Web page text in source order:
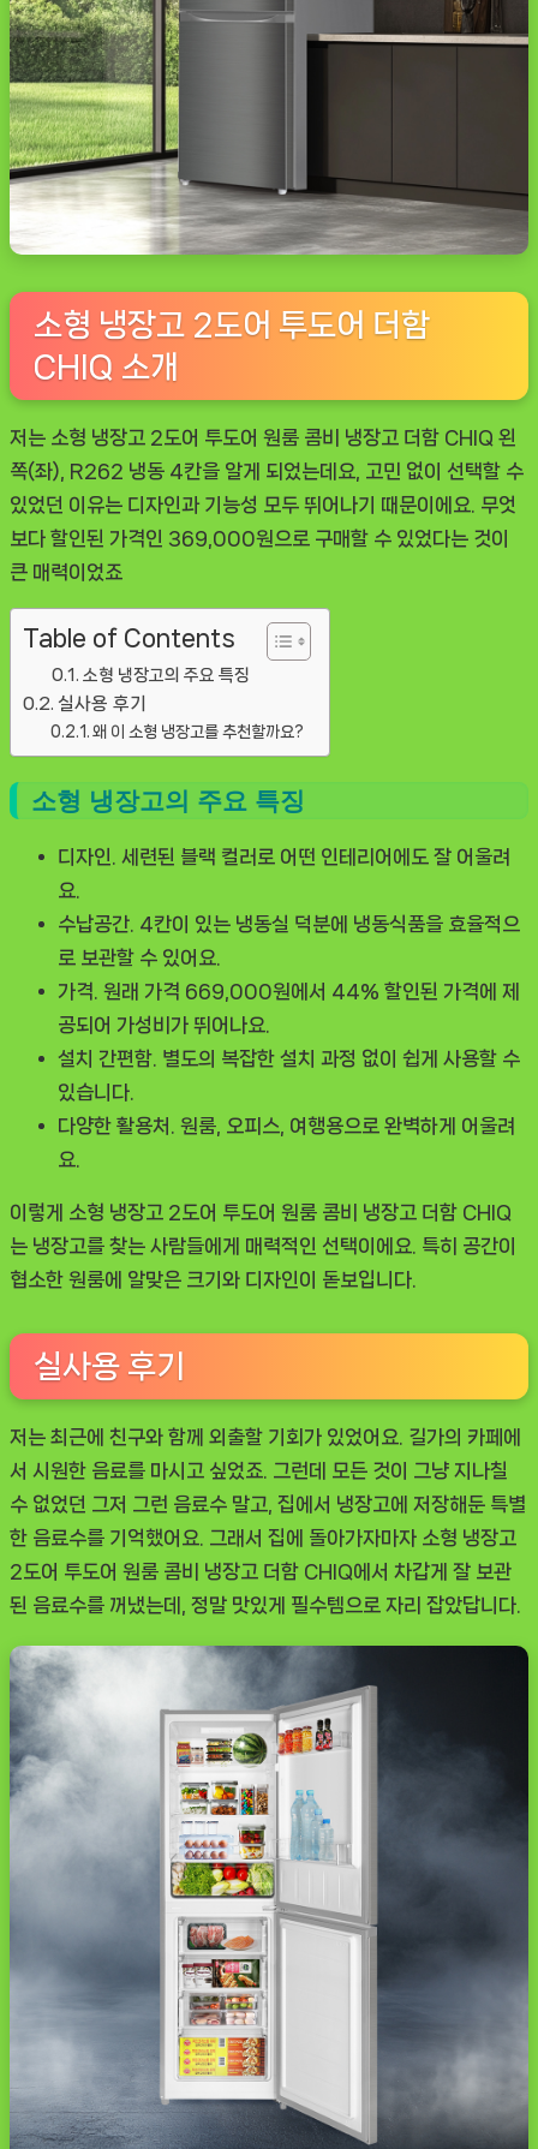
소형 냉장고 2도어 투도어 더함
CHIQ 소개
저는 소형 냉장고 2도어 투도어 원룸 콤비 냉장고 더함 CHIQ 왼
쪽(좌), R262 냉동 4칸을 알게 되었는데요, 고민 없이 선택할 수
있었던 이유는 디자인과 기능성 모두 뛰어나기 때문이에요. 무엇
보다 할인된 가격인 369,000원으로 구매할 수 있었다는 것이
큰 매력이었죠
Table of Contents
소형 냉장고의 주요 특징
실사용 후기
왜 이 소형 냉장고를 추천할까요?
소형 냉장고의 주요 특징
디자인. 세련된 블랙 컬러로 어떤 인테리어에도 잘 어울려
요.
수납공간. 4칸이 있는 냉동실 덕분에 냉동식품을 효율적으
로 보관할 수 있어요.
가격. 원래 가격 669,000원에서 44% 할인된 가격에 제
공되어 가성비가 뛰어나요.
설치 간편함. 별도의 복잡한 설치 과정 없이 쉽게 사용할 수
있습니다.
다양한 활용처.
원룸, 오피스, 여행용으로 완벽하게 어울려
요.
이렇게
소형 냉장고 2도어 투도어 원룸 콤비 냉장고 더함 CHIQ
는 냉장고를 찾는 사람들에게 매력적인 선택이에요. 특히 공간이
협소한 원룸에 알맞은 크기와 디자인이 돋보입니다.
실사용 후기
저는 최근에 친구와 함께 외출할 기회가 있었어요. 길가의 카페에
서 시원한 음료를 마시고 싶었죠. 그런데 모든 것이 그냥 지나칠
수 없었던 그저 그런 음료수 말고, 집에서 냉장고에 저장해둔 특별
한 음료수를 기억했어요. 그래서 집에 돌아가자마자 소형 냉장고
2도어 투도어 원룸 콤비 냉장고 더함 CHIQ에서 차갑게 잘 보관
된 음료수를 꺼냈는데, 정말 맛있게 필수템으로 자리 잡았답니다.